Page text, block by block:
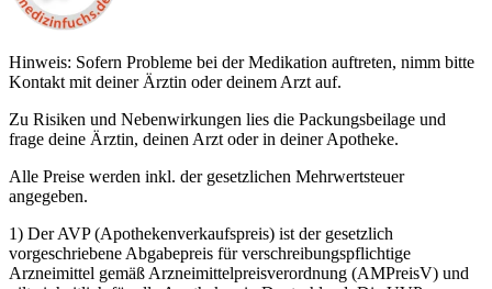
Hinweis: Sofern Probleme bei der Medikation auftreten, nimm bitte
Kontakt mit deiner Ärztin oder deinem Arzt auf.
Zu Risiken und Nebenwirkungen lies die Packungsbeilage und
frage deine Ärztin, deinen Arzt oder in deiner Apotheke.
Alle Preise werden inkl. der gesetzlichen Mehrwertsteuer
angegeben.
1) Der AVP (Apothekenverkaufspreis) ist der gesetzlich
vorgeschriebene Abgabepreis für verschreibungspflichtige
Arzneimittel gemäß Arzneimittelpreisverordnung (AMPreisV) und